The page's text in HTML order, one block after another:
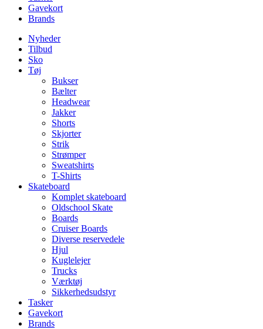
Gavekort
Brands
Nyheder
Tilbud
Sko
Tøj
Bukser
Bælter
Headwear
Jakker
Shorts
Skjorter
Strik
Strømper
Sweatshirts
T-Shirts
Skateboard
Komplet skateboard
Oldschool Skate
Boards
Cruiser Boards
Diverse reservedele
Hjul
Kuglelejer
Trucks
Værktøj
Sikkerhedsudstyr
Tasker
Gavekort
Brands